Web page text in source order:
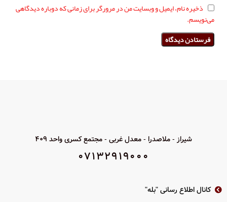
ذخیره نام، ایمیل و وبسایت من در مرورگر برای زمانی که دوباره دیدگاهی
می‌نویسم.
شیراز - ملاصدرا - معدل غربی - مجتمع کسری واحد 409
07132919000
کانال اطلاع رسانی "بله"